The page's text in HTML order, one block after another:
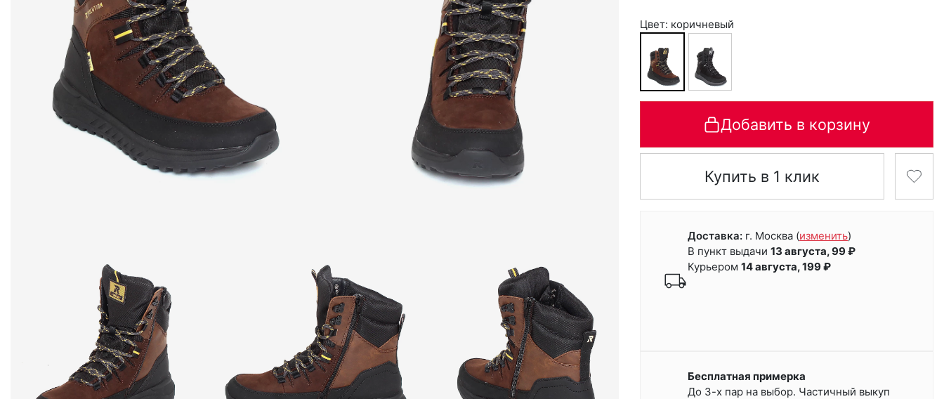
Цвет: коричневый
Добавить в корзину
Купить в 1 клик
Доставка: г. Москва (изменить)
В пункт выдачи 13 августа, 99 ₽
Курьером 14 августа, 199 ₽
Бесплатная примерка
До 3-х пар на выбор. Частичный выкуп